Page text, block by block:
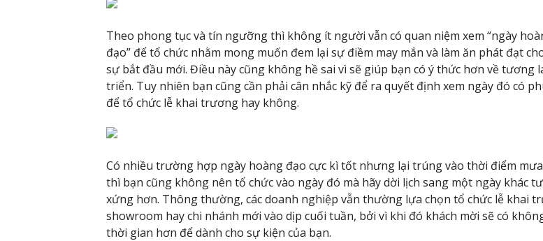
Theo phong tục và tín ngưỡng thì không ít người vẫn có quan niệm xem “ngày
đạo” để tổ chức nhằm mong muốn đem lại sự điềm may mắn và làm ăn phát đạt
sự bắt đầu mới. Điều này cũng không hề sai vì sẽ giúp bạn có ý thức hơn về tương
triển. Tuy nhiên bạn cũng cần phải cân nhắc kỹ để ra quyết định xem ngày đó có
để tổ chức lễ khai trương hay không.
Có nhiều trường hợp ngày hoàng đạo cực kì tốt nhưng lại trúng vào thời điểm
thì bạn cũng không nên tổ chức vào ngày đó mà hãy dời lịch sang một ngày khác
xứng hơn. Thông thường, các doanh nghiệp vẫn thường lựa chọn tổ chức lễ khai
showroom hay chi nhánh mới vào dịp cuối tuần, bởi vì khi đó khách mời sẽ có
thời gian hơn để dành cho sự kiện của bạn.